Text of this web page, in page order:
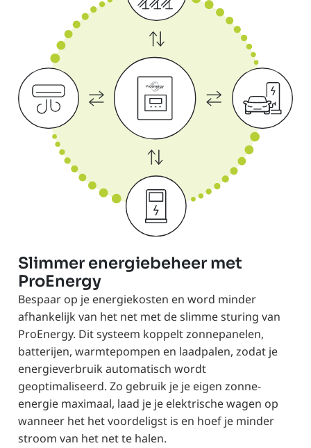
Slimmer energiebeheer met
ProEnergy
Bespaar op je energiekosten en word minder
afhankelijk van het net met de slimme sturing van
ProEnergy. Dit systeem koppelt zonnepanelen,
batterijen, warmtepompen en laadpalen, zodat je
energieverbruik automatisch wordt
geoptimaliseerd. Zo gebruik je je eigen zonne-
energie maximaal, laad je je elektrische wagen op
wanneer het het voordeligst is en hoef je minder
stroom van het net te halen.